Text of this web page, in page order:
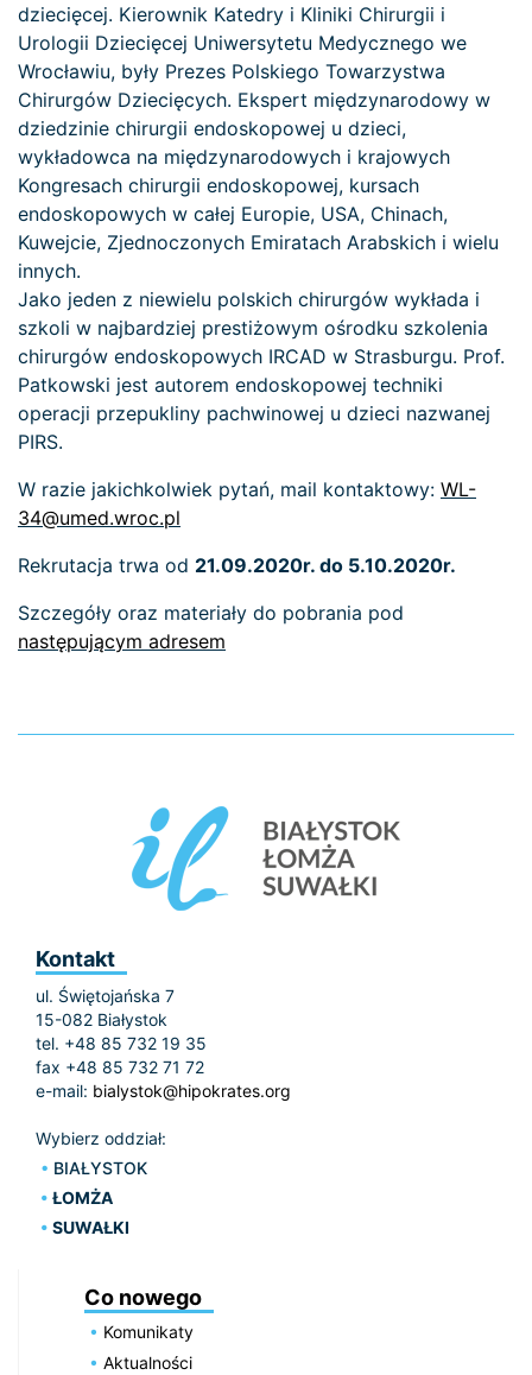
dziecięcej. Kierownik Katedry i Kliniki Chirurgii i
Urologii Dziecięcej Uniwersytetu Medycznego we
Wrocławiu, były Prezes Polskiego Towarzystwa
Chirurgów Dziecięcych. Ekspert międzynarodowy w
dziedzinie chirurgii endoskopowej u dzieci,
wykładowca na międzynarodowych i krajowych
Kongresach chirurgii endoskopowej, kursach
endoskopowych w całej Europie, USA, Chinach,
Kuwejcie, Zjednoczonych Emiratach Arabskich i wielu
innych.
Jako jeden z niewielu polskich chirurgów wykłada i
szkoli w najbardziej prestiżowym ośrodku szkolenia
chirurgów endoskopowych IRCAD w Strasburgu. Prof.
Patkowski jest autorem endoskopowej techniki
operacji przepukliny pachwinowej u dzieci nazwanej
PIRS.
W razie jakichkolwiek pytań, mail kontaktowy: WL-
34@umed.wroc.pl
Rekrutacja trwa od 21.09.2020r. do 5.10.2020r.
Szczegóły oraz materiały do pobrania pod
następującym adresem
Kontakt
ul. Świętojańska 7
15-082 Białystok
tel. +48 85 732 19 35
fax +48 85 732 71 72
e-mail: bialystok@hipokrates.org
Wybierz oddział:
BIAŁYSTOK
ŁOMŻA
SUWAŁKI
Co nowego
Komunikaty
Aktualności